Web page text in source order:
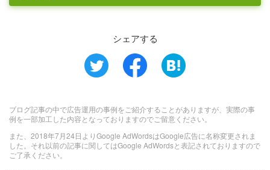
シェアする
ブログ記事の中で広告運用の事例をご紹介することがありますが、実際の事
例を一部加工した内容となっておりますのでご留意ください。
また、2018年7月24日よりGoogle AdWordsはGoogle広告に名称変更されま
した。それ以前の記事に関してはGoogle AdWordsと表記されておりますので
ご了承ください。